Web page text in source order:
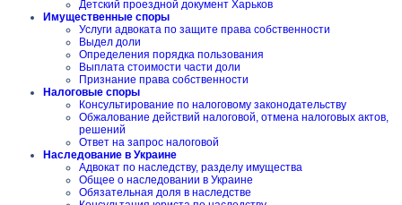
Детский проездной документ Харьков
Имущественные споры
Услуги адвоката по защите права собственности
Выдел доли
Определения порядка пользования
Выплата стоимости части доли
Признание права собственности
Налоговые споры
Консультирование по налоговому законодательству
Обжалование действий налоговой, отмена налоговых актов,
решений
Ответ на запрос налоговой
Наследование в Украине
Адвокат по наследству, разделу имущества
Общее о наследовании в Украине
Обязательная доля в наследстве